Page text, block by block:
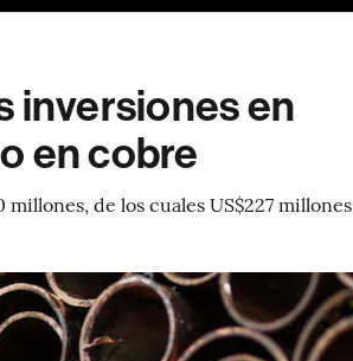
inversiones en
en cobre
de los cuales US$227 millones